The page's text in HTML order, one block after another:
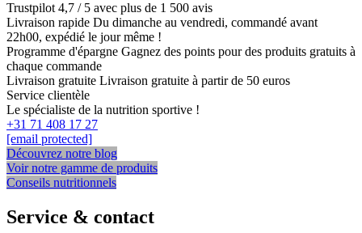
Trustpilot 4,7 / 5 avec plus de 1 500 avis
Livraison rapide Du dimanche au vendredi, commandé avant
22h00, expédié le jour même !
Programme d'épargne Gagnez des points pour des produits gratuits à
chaque commande
Livraison gratuite Livraison gratuite à partir de 50 euros
Service clientèle
Le spécialiste de la nutrition sportive !
+31 71 408 17 27
[email protected]
Découvrez notre blog
Voir notre gamme de produits
Conseils nutritionnels
Service & contact